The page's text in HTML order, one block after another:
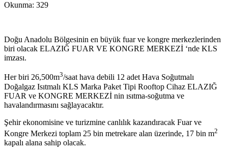
Okunma: 329
Doğu Anadolu Bölgesinin en büyük fuar ve kongre merkezlerinden
biri olacak ELAZIĞ FUAR VE KONGRE MERKEZİ ‘nde KLS
imzası.
Her biri 26,500m3/saat hava debili 12 adet Hava Soğutmalı
Doğalgaz Isıtmalı KLS Marka Paket Tipi Rooftop Cihaz ELAZIĞ
FUAR ve KONGRE MERKEZİ nin ısıtma-soğutma ve
havalandırmasını sağlayacaktır.
Şehir ekonomisine ve turizmine canlılık kazandıracak Fuar ve
Kongre Merkezi toplam 25 bin metrekare alan üzerinde, 17 bin m2
kapalı alana sahip olacak.